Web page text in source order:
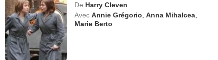
De Harry Cleven
Avec Annie Grégorio ,Anna Mihalcea
Marie Berto